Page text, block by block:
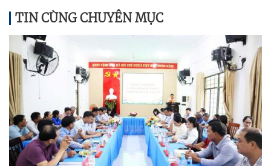
TIN CÙNG CHUYÊN MỤC